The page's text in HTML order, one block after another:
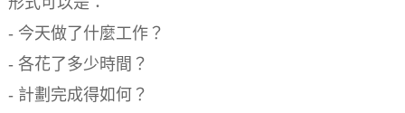
- 今天做了什麼工作？
- 各花了多少時間？
- 計劃完成得如何？